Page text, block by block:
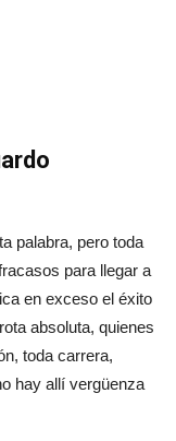
palabra, pero toda
para llegar a
en exceso el éxito
absoluta, quienes
toda carrera,
hay allí vergüenza